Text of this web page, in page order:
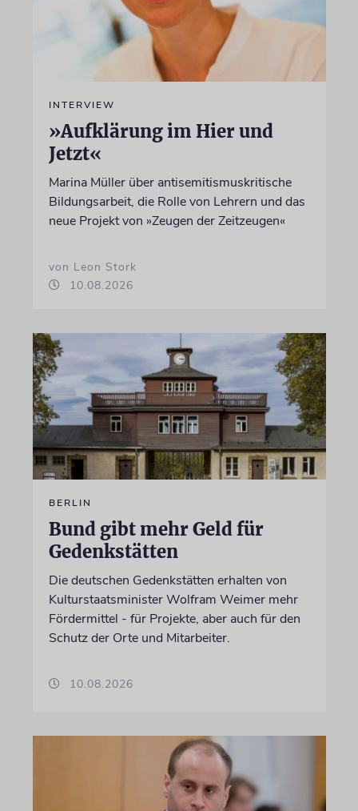
INTERVIEW
»Aufklärung im Hier und
Jetzt«
Marina Müller über antisemitismuskritische
Bildungsarbeit, die Rolle von Lehrern und das
neue Projekt von »Zeugen der Zeitzeugen«
von Leon Stork
10.08.2026
BERLIN
Bund gibt mehr Geld für
Gedenkstätten
Die deutschen Gedenkstätten erhalten von
Kulturstaatsminister Wolfram Weimer mehr
Fördermittel - für Projekte, aber auch für den
Schutz der Orte und Mitarbeiter.
10.08.2026